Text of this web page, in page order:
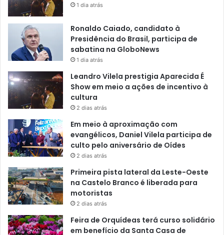
1 dia atrás
Ronaldo Caiado, candidato à
Presidência do Brasil, participa de
sabatina na GloboNews
1 dia atrás
Leandro Vilela prestigia Aparecida É
Show em meio a ações de incentivo à
cultura
2 dias atrás
Em meio à aproximação com
evangélicos, Daniel Vilela participa de
culto pelo aniversário de Oídes
2 dias atrás
Primeira pista lateral da Leste-Oeste
na Castelo Branco é liberada para
motoristas
2 dias atrás
Feira de Orquídeas terá curso solidário
em benefício da Santa Casa de